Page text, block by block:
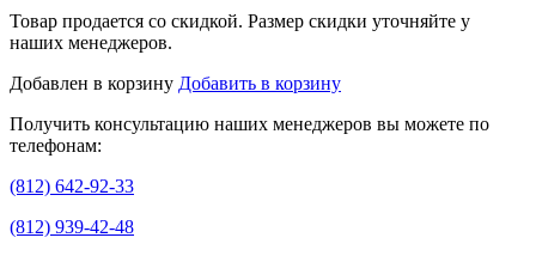
Товар продается со скидкой. Размер скидки уточняйте у
наших менеджеров.
Добавлен в корзину Добавить в корзину
Получить консультацию наших менеджеров вы можете по
телефонам:
(812) 642-92-33
(812) 939-42-48